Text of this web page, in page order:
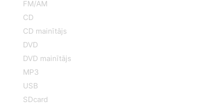
FM/AM
CD
CD mainītājs
DVD
DVD mainītājs
MP3
USB
SDcard